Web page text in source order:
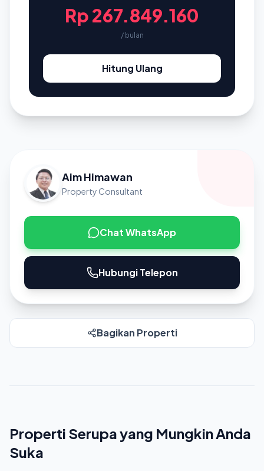
Rp 267.849.160
/ bulan
Hitung Ulang
Aim Himawan
Property Consultant
Chat WhatsApp
Hubungi Telepon
Bagikan Properti
Properti Serupa yang Mungkin Anda
Suka